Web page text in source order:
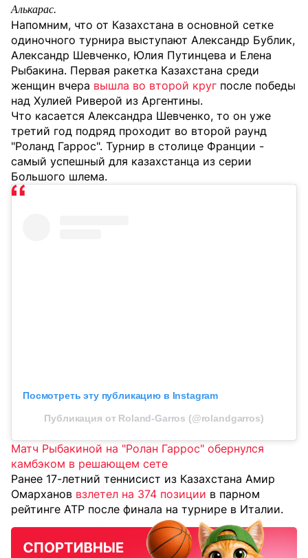
Алькарас.
Напомним, что от Казахстана в основной сетке
одиночного турнира выступают Александр Бублик,
Александр Шевченко, Юлия Путинцева и Елена
Рыбакина. Первая ракетка Казахстана среди
женщин вчера вышла во второй круг после победы
над Хулией Риверой из Аргентины.
Что касается Александра Шевченко, то он уже
третий год подряд проходит во второй раунд
"Роланд Гаррос". Турнир в столице Франции -
самый успешный для казахстанца из серии
Большого шлема.
Посмотреть эту публикацию в Instagram
Публикация от Roland-Garros (@rolandgarros)
Матч Рыбакиной на "Ролан Гаррос" обернулся
камбэком в решающем сете
Ранее 17-летний теннисист из Казахстана Амир
Омарханов взлетел на 374 позиции в парном
рейтинге ATP после финала на турнире в Италии.